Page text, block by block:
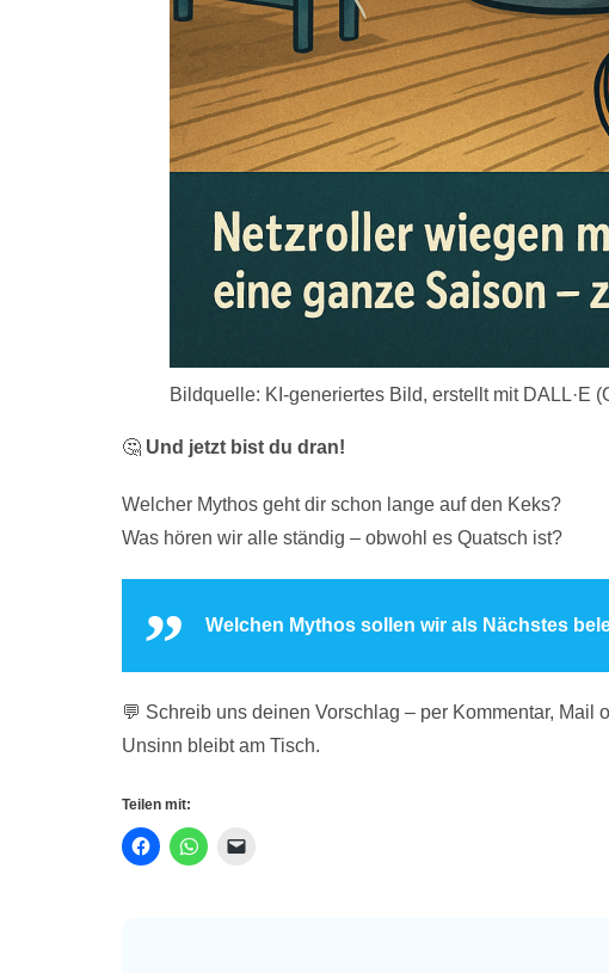
Bildquelle: KI-generiertes Bild, erstellt mit DALL·E
🤔 Und jetzt bist du dran!
Welcher Mythos geht dir schon lange auf den Keks?
Was hören wir alle ständig – obwohl es Quatsch ist?
Welchen Mythos sollen wir als Nächstes
💬 Schreib uns deinen Vorschlag – per Kommentar,
Unsinn bleibt am Tisch.
Teilen mit: